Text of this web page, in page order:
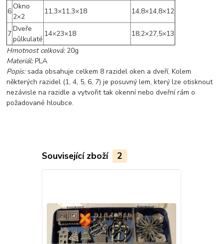
6
Okno
2×2
11,3×11,3×18 14,8×14,8×12
7
Dveře
půlkulaté
14×23×18
18,2×27,5×13
Hmotnost celková:20g
Materiál:PLA
Popis:sada obsahuje celkem 8 razidel oken a dveří, Kolem
některých razidel (1, 4, 5, 6, 7) je posuvný lem, který lze otisknout
nezávisle na razidle a vytvořit tak okenní nebo dveřní rám o
požadované hloubce.
Související zboží 2